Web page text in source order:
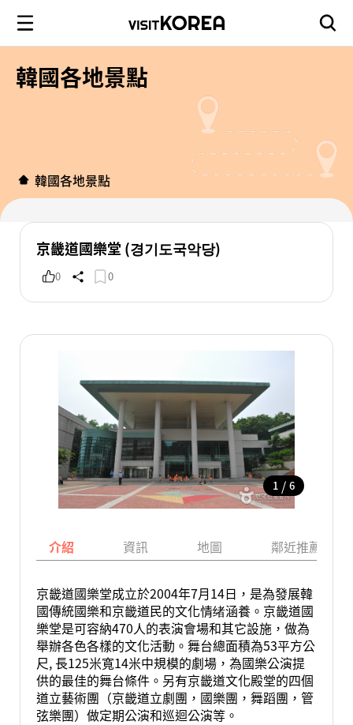
韓國各地景點
韓國各地景點
京畿道國樂堂 (경기도국악당)
0 0
1 / 6
介紹 資訊 地圖 鄰近推薦景點
京畿道國樂堂成立於2004年7月14日，是為發展韓
國傳統國樂和京畿道民的文化情绪涵養。京畿道國
樂堂是可容納470人的表演會場和其它設施，做為
舉辦各色各樣的文化活動。舞台總面積為53平方公
尺, 長125米寬14米中規模的劇場，為國樂公演提
供的最佳的舞台條件。另有京畿道文化殿堂的四個
道立藝術團（京畿道立劇團，國樂團，舞蹈團，管
弦樂團）做定期公演和巡迴公演等。